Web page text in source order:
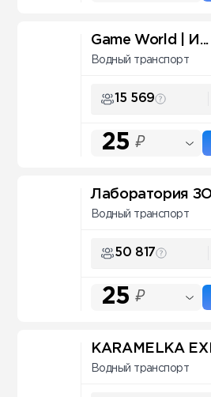
Game World | И...
Водный транспорт
15 569
25 ₽
Лаборатория
Водный транспорт
50 817
25 ₽
KARAMELKA
Водный транспорт